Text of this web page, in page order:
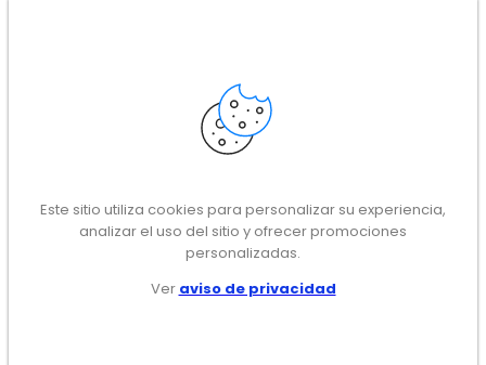
Este sitio utiliza cookies para personalizar su experiencia,
analizar el uso del sitio y ofrecer promociones
personalizadas.
Ver aviso de privacidad